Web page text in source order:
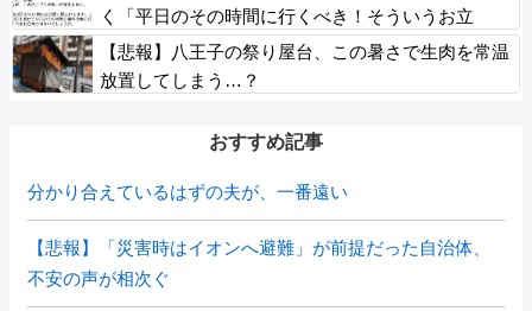
く「平日のその時間に行くべき！そういうお立
場！」
【悲報】八王子の祭り屋台、この暑さで生肉を常温
放置してしまう…？
おすすめ記事
分かり合えているはずの夫が、一番遠い
【悲報】「災害時はイオンへ避難」が前提だった自治体、
不安の声が相次ぐ